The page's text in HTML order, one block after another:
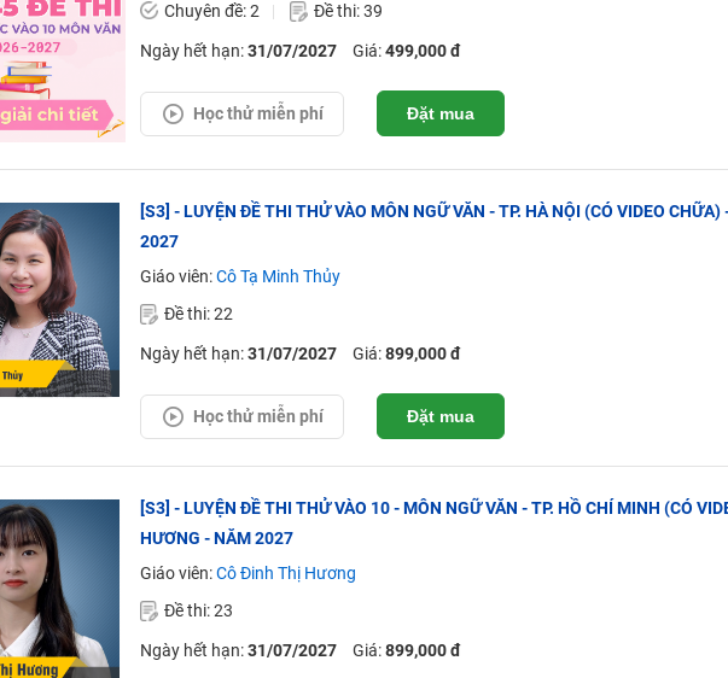
Chuyên đề: 2
Đề thi: 39
Ngày hết hạn:31/07/2027 Giá:499,000 đ
Học thử miễn phí Đặt mua
[S3] - LUYỆN ĐỀ THI THỬ VÀO MÔN NGỮ VĂN - TP. HÀ NỘI (CÓ VIDEO
2027
Giáo viên:Cô Tạ Minh Thủy
Đề thi: 22
Ngày hết hạn:31/07/2027 Giá:899,000 đ
Học thử miễn phí Đặt mua
[S3] - LUYỆN ĐỀ THI THỬ VÀO 10 - MÔN NGỮ VĂN - TP. HỒ CHÍ MINH (CÓ
HƯƠNG - NĂM 2027
Giáo viên:Cô Đinh Thị Hương
Đề thi: 23
Ngày hết hạn:31/07/2027 Giá:899,000 đ